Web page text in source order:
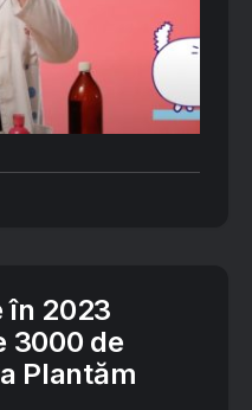
în 2023
3000 de
Plantăm